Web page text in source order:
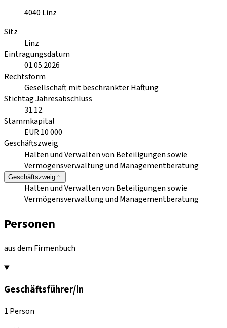
4040 Linz
Sitz
Linz
Eintragungsdatum
01.05.2026
Rechtsform
Gesellschaft mit beschränkter Haftung
Stichtag Jahresabschluss
31.12.
Stammkapital
EUR 10 000
Geschäftszweig
Halten und Verwalten von Beteiligungen sowie
Vermögensverwaltung und Managementberatung
Geschäftszweig
Halten und Verwalten von Beteiligungen sowie
Vermögensverwaltung und Managementberatung
Personen
aus dem Firmenbuch
Geschäftsführer/in
1 Person